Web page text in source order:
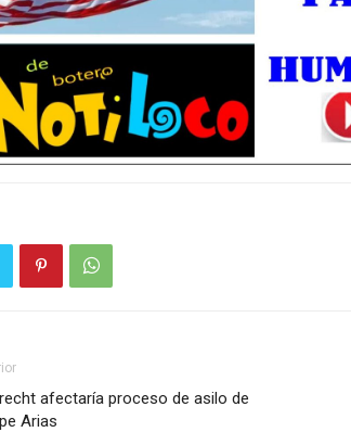
afectaría proceso de asilo de
Arias